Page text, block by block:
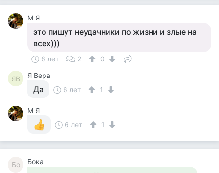
М Я
это пишут неудачники по жизни и злые на
всех)))
6 лет 2 0
ЯВ Я Вера
Да 6 лет 1
М Я
6 лет
1
Бо Бока